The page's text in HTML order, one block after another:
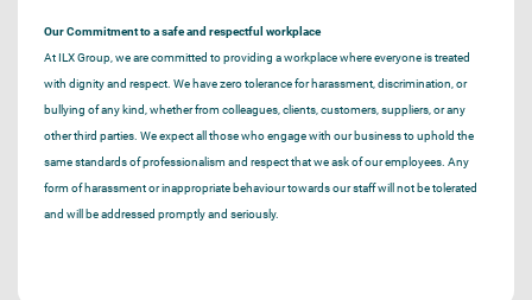
Our Commitment to a safe and respectful workplace
At ILX Group, we are committed to providing a workplace where everyone is treated
with dignity and respect. We have zero tolerance for harassment, discrimination, or
bullying of any kind, whether from colleagues, clients, customers, suppliers, or any
other third parties. We expect all those who engage with our business to uphold the
same standards of professionalism and respect that we ask of our employees. Any
form of harassment or inappropriate behaviour towards our staff will not be tolerated
and will be addressed promptly and seriously.